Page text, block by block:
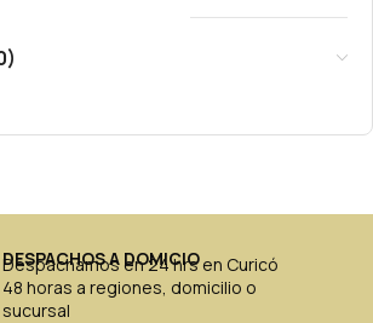
DESPACHOS A DOMICIO
Despachamos en 24 hrs en Curicó
48 horas a regiones, domicilio o
sucursal